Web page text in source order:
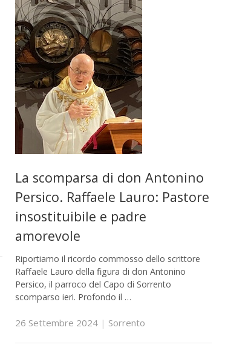
La scomparsa di don Antonino
Persico. Raffaele Lauro: Pastore
insostituibile e padre
amorevole
Riportiamo il ricordo commosso dello scrittore
Raffaele Lauro della figura di don Antonino
Persico, il parroco del Capo di Sorrento
scomparso ieri. Profondo il …
26 Settembre 2024| Sorrento